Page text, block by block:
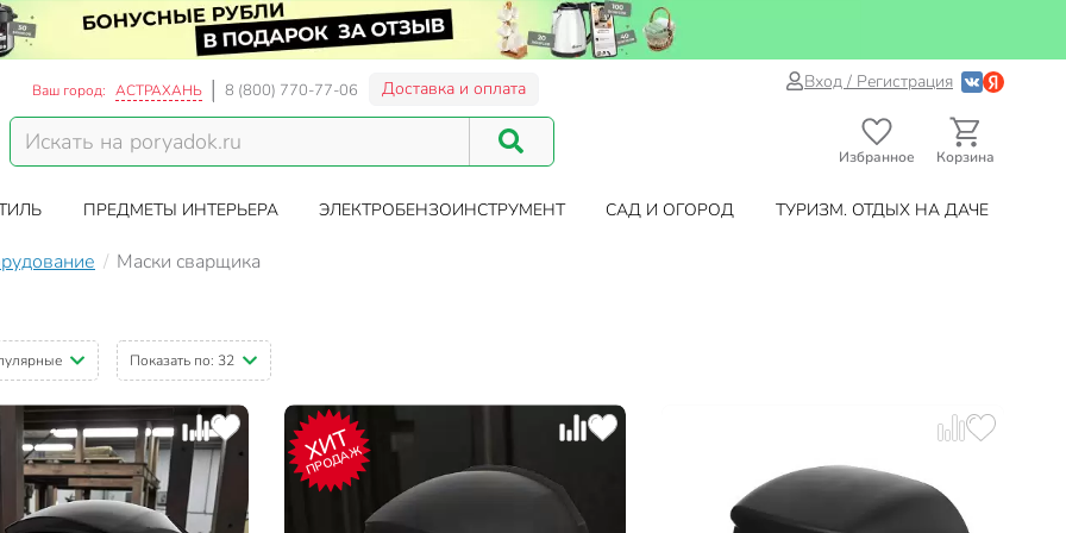
Ваш город: АСТРАХАНЬ 8 (800) 770-77-06 Доставка и оплата Вход / Регистрация
Избранное Корзина
ПРЕДМЕТЫ ИНТЕРЬЕРА ЭЛЕКТРОБЕНЗОИНСТРУМЕНТ САД И ОГОРОД ТУРИЗМ. ОТДЫХ НА ДАЧЕ
Маски сварщика
Показать по: 32
ХИТ
ПРОДАЖ